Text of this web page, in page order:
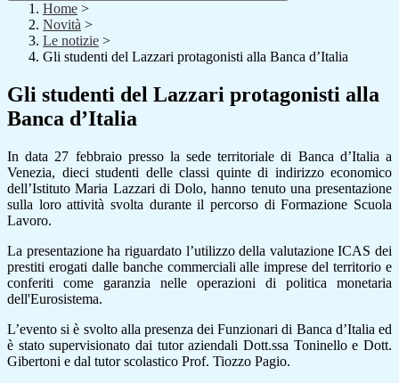
Home >
Novità >
Le notizie >
Gli studenti del Lazzari protagonisti alla Banca d’Italia
Gli studenti del Lazzari protagonisti alla
Banca d’Italia
In data 27 febbraio presso la sede territoriale di Banca d’Italia a
Venezia, dieci studenti delle classi quinte di indirizzo economico
dell’Istituto Maria Lazzari di Dolo, hanno tenuto una presentazione
sulla loro attività svolta durante il percorso di Formazione Scuola
Lavoro.
La presentazione ha riguardato l’utilizzo della valutazione ICAS dei
prestiti erogati dalle banche commerciali alle imprese del territorio e
conferiti come garanzia nelle operazioni di politica monetaria
dell'Eurosistema.
L’evento si è svolto alla presenza dei Funzionari di Banca d’Italia ed
è stato supervisionato dai tutor aziendali Dott.ssa Toninello e Dott.
Gibertoni e dal tutor scolastico Prof. Tiozzo Pagio.